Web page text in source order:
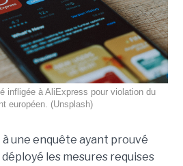
infligée à AliExpress pour violation du
européen. (Unsplash)
une enquête ayant prouvé
les mesures requises